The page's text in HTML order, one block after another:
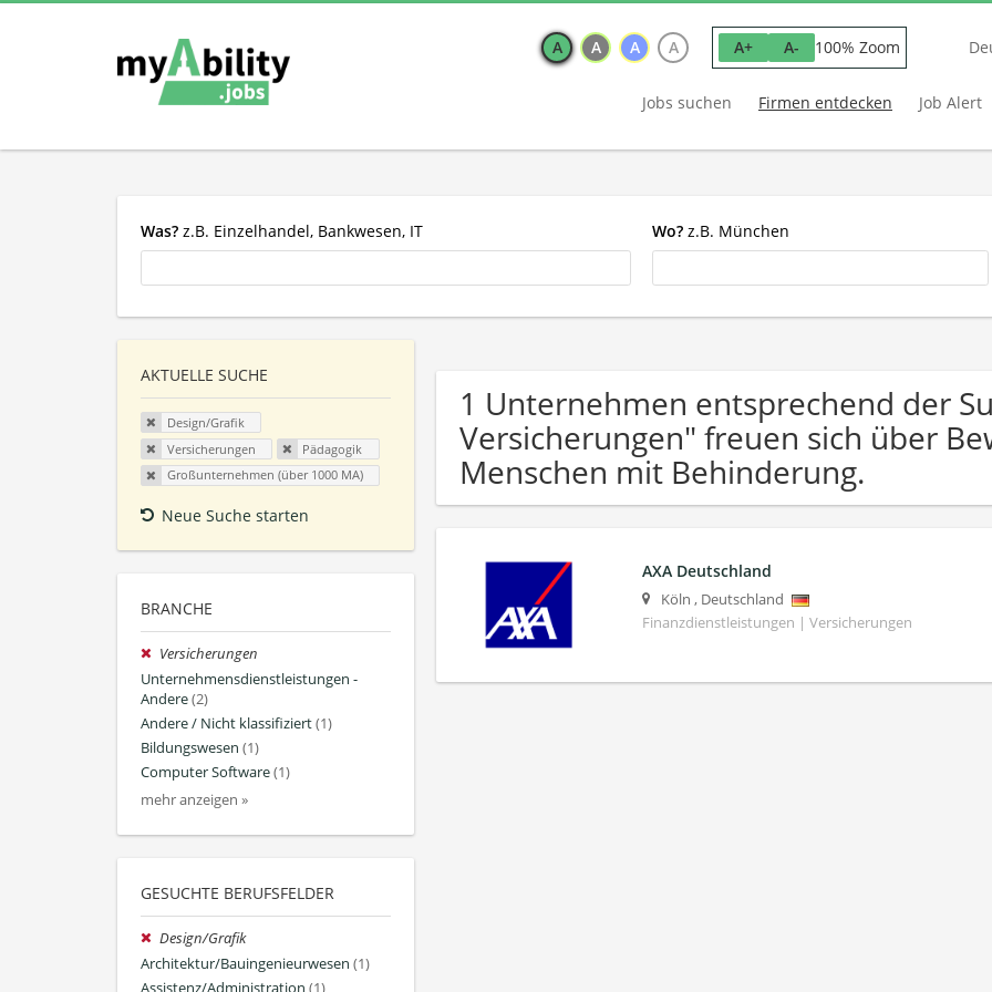
A A A A A+ A- 100% Zoom
Jobs suchen Firmen entdecken Job Alert
Was? z.B. Einzelhandel, Bankwesen, IT Wo? z.B. München
AKTUELLE SUCHE
Design/Grafik
Versicherungen
Pädagogik
Großunternehmen (über 1000 MA)
Neue Suche starten
BRANCHE
Versicherungen
Unternehmensdienstleistungen -
Andere(2)
Andere / Nicht klassifiziert(1)
Bildungswesen (1)
Computer Software(1)
mehr anzeigen »
GESUCHTE BERUFSFELDER
Design/Grafik
Architektur/Bauingenieurwesen (1)
Assistenz/Administration (1)
1 Unternehmen entsprechend der
Versicherungen" freuen sich über
Menschen mit Behinderung.
AXA Deutschland
Köln , Deutschland
Finanzdienstleistungen | Versicherungen